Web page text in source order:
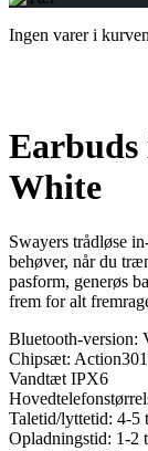
Ingen varer i
Earbuds
White
Swayers trådløse
behøver, når du
pasform, generøs
frem for alt
Bluetooth-version:
Chipsæt:
Vandtæt IPX6
Taletid/lyttetid: 4-5
Opladningstid: 1-2